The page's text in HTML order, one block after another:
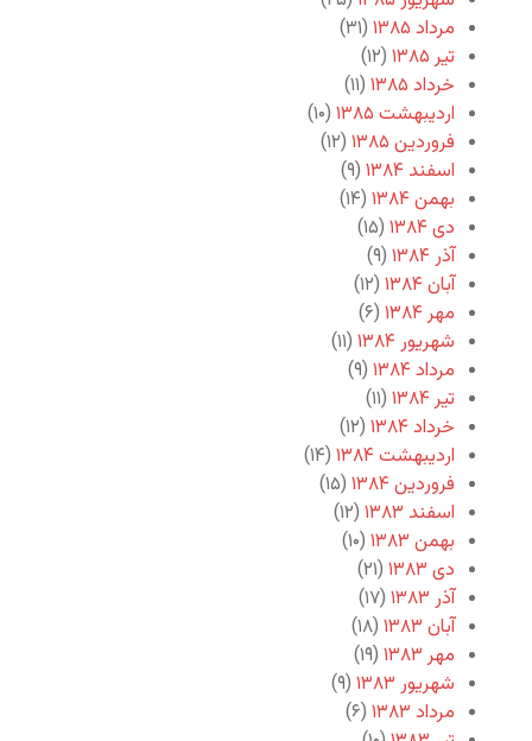
مرداد ۱۳۸۵
(۳۱)
تیر ۱۳۸۵
(۱۲)
خرداد ۱۳۸۵
(۱۱)
اردیبهشت ۱۳۸۵
(۱۰)
فروردین ۱۳۸۵
(۱۲)
اسفند ۱۳۸۴
(۹)
بهمن ۱۳۸۴
(۱۴)
دی ۱۳۸۴
(۱۵)
آذر ۱۳۸۴
(۹)
آبان ۱۳۸۴
(۱۲)
مهر ۱۳۸۴
(۶)
شهریور ۱۳۸۴
(۱۱)
مرداد ۱۳۸۴
(۹)
تیر ۱۳۸۴
(۱۱)
خرداد ۱۳۸۴
(۱۲)
اردیبهشت ۱۳۸۴
(۱۴)
فروردین ۱۳۸۴
(۱۵)
اسفند ۱۳۸۳
(۱۲)
بهمن ۱۳۸۳
(۱۰)
دی ۱۳۸۳
(۲۱)
آذر ۱۳۸۳
(۱۷)
آبان ۱۳۸۳
(۱۸)
مهر ۱۳۸۳
(۱۹)
شهریور ۱۳۸۳
(۹)
مرداد ۱۳۸۳
(۶)